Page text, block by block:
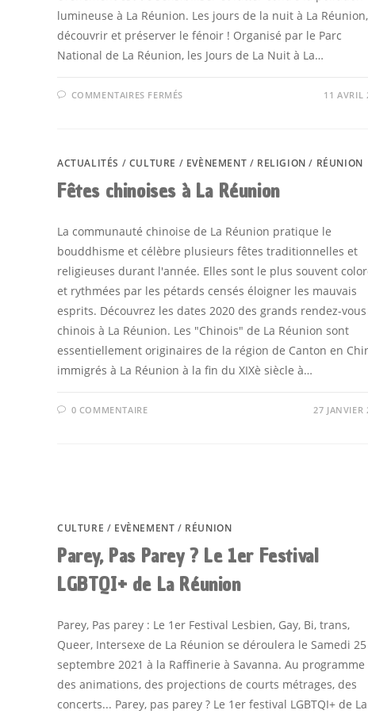
lumineuse à La Réunion. Les jours de la nuit à La Réunion,
découvrir et préserver le fénoir ! Organisé par le Parc
National de La Réunion, les Jours de La Nuit à La…
COMMENTAIRES FERMÉS 11 AVRIL
ACTUALITÉS / CULTURE / EVÈNEMENT / RELIGION / RÉUNION
Fêtes chinoises à La Réunion
La communauté chinoise de La Réunion pratique le
bouddhisme et célèbre plusieurs fêtes traditionnelles et
religieuses durant l'année. Elles sont le plus souvent
et rythmées par les pétards censés éloigner les mauvais
esprits. Découvrez les dates 2020 des grands rendez-vous
chinois à La Réunion. Les "Chinois" de La Réunion sont
essentiellement originaires de la région de Canton en
immigrés à La Réunion à la fin du XIXè siècle à…
0 COMMENTAIRE 27 JANVIER
CULTURE / EVÈNEMENT / RÉUNION
Parey, Pas Parey ? Le 1er Festival
LGBTQI+ de La Réunion
Parey, Pas parey : Le 1er Festival Lesbien, Gay, Bi, trans,
Queer, Intersexe de La Réunion se déroulera le Samedi 25
septembre 2021 à la Raffinerie à Savanna. Au programme
des animations, des projections de courts métrages, des
concerts... Parey, pas parey ? Le 1er festival LGBTQI+ de La